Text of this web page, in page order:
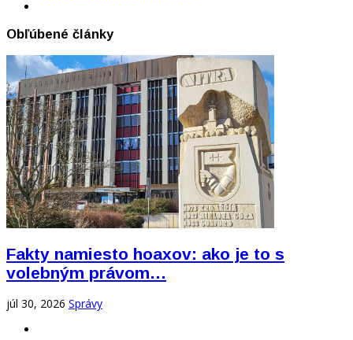
Obľúbené články
Fakty namiesto hoaxov: ako je to s
volebným právom…
júl 30, 2026 Správy